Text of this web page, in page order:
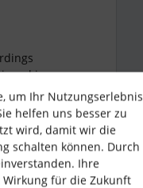
in
mit
kannst Du
um Ihr Nutzungserlebnis
helfen uns besser zu
wird, damit wir die
schalten können. Durch
Ihre
für die Zukunft